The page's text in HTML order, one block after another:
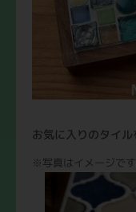
お気に入りのタイ
※写真はイメージです